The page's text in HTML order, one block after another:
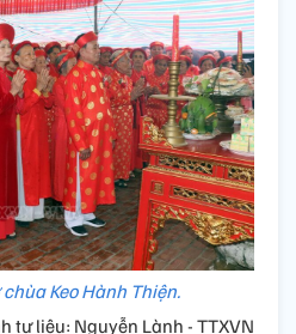
Keo Hành Thiện.
tư liệu: Nguyễn Lành - TTXVN